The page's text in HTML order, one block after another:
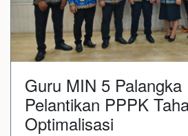
Guru MIN 5 Palangka
Pelantikan PPPK
Optimalisasi